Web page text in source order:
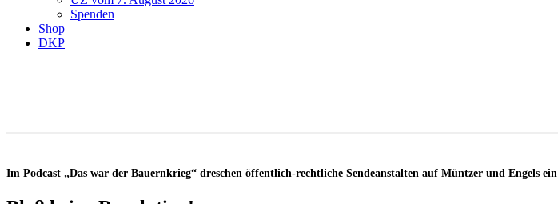
Spenden
Shop
DKP
Im Podcast „Das war der Bauernkrieg“ dreschen öffentlich-rechtliche Sendeanstalten auf Müntzer und Engels ein